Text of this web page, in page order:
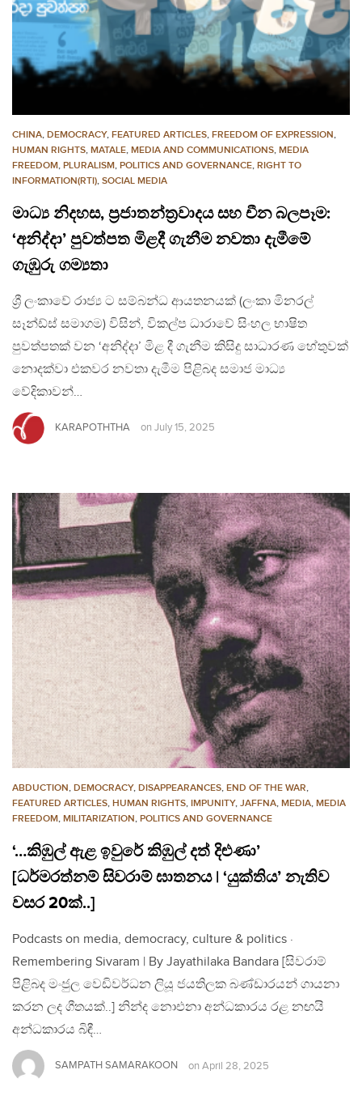
CHINA, DEMOCRACY, FEATURED ARTICLES, FREEDOM OF EXPRESSION,
HUMAN RIGHTS, MATALE, MEDIA AND COMMUNICATIONS, MEDIA
FREEDOM, PLURALISM, POLITICS AND GOVERNANCE, RIGHT TO
INFORMATION(RTI), SOCIAL MEDIA
මාධ්‍ය නිදහස, ප්‍රජාතන්ත්‍රවාදය සහ චීන බලපෑම:
‘අනිද්දා’ පුවත්පත මිළදී ගැනීම නවතා දැමීමේ
ගැඹුරු ගම්‍යතා
ශ්‍රී ලංකාවේ රාජ්‍ය ට සම්බන්ධ ආයතනයක් (ලංකා මිනරල්
සෑන්ඩ්ස් සමාගම) විසින්, විකල්ප ධාරාවේ සිංහල භාෂිත
පුවත්පතක් වන ‘අනිද්දා’ මිළ දී ගැනීම කිසිදු සාධාරණ හේතුවක්
නොදක්වා එකවර නවතා දැමීම පිළිබද සමාජ මාධ්‍ය
වේදිකාවන්…
KARAPOTHTHA on July 15, 2025
ABDUCTION, DEMOCRACY, DISAPPEARANCES, END OF THE WAR,
FEATURED ARTICLES, HUMAN RIGHTS, IMPUNITY, JAFFNA, MEDIA, MEDIA
FREEDOM, MILITARIZATION, POLITICS AND GOVERNANCE
‘…කිඹුල් ඇළ ඉවුරේ කිඹුල් දත් දිළුණා’
[ධර්මරත්නම් සිවරාම් ඝාතනය | ‘යුක්තිය’ නැතිව
වසර 20ක්..]
Podcasts on media, democracy, culture & politics ·
Remembering Sivaram | By Jayathilaka Bandara [සිවරාම්
පිළිබද මංජුල වෙඩිවර්ධන ලියූ ජයතිලක බණ්ඩාරයන් ගායනා
කරන ලද ගීතයක්..] නින්ද නොඑනා අන්ධකාරය රළ නඟයි
අන්ධකාරය බිඳී…
SAMPATH SAMARAKOON on April 28, 2025